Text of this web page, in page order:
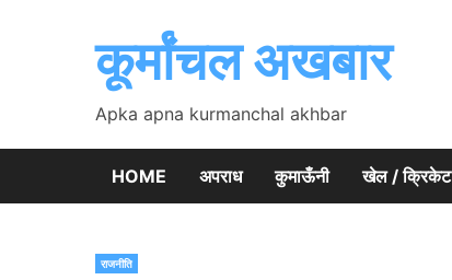
कूर्मांचल अखबार
Apka apna kurmanchal akhbar
HOME अपराध कुमाऊँनी खेल / क्रिकेट
राजनीति